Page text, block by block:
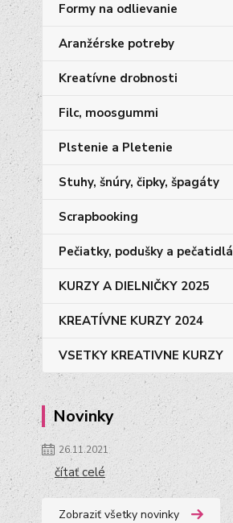
Formy na odlievanie
Aranžérske potreby
Kreatívne drobnosti
Filc, moosgummi
Plstenie a Pletenie
Stuhy, šnúry, čipky, špagáty
Scrapbooking
Pečiatky, podušky a pečatidlá
KURZY A DIELNIČKY 2025
KREATÍVNE KURZY 2024
VSETKY KREATIVNE KURZY
Novinky
26.11.2021
čítať celé
Zobraziť všetky novinky